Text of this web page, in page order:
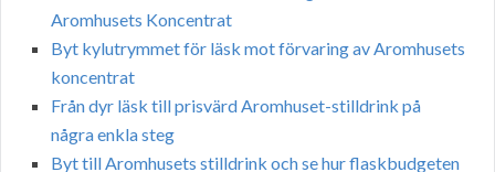
Aromhusets Koncentrat
Byt kylutrymmet för läsk mot förvaring av Aromhusets
koncentrat
Från dyr läsk till prisvärd Aromhuset-stilldrink på
några enkla steg
Byt till Aromhusets stilldrink och se hur flaskbudgeten